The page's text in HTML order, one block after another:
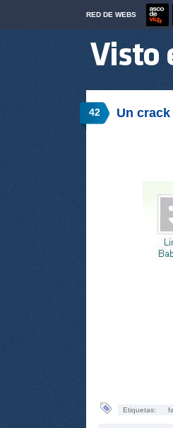
RED DE WEBS
42 Un
Etiquetas: